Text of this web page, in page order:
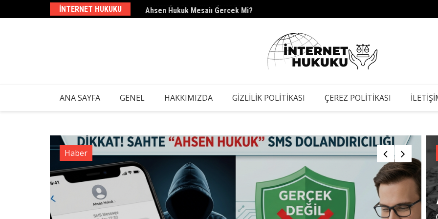
to
INTERNET HUKUKU Ahsen Hukuk Mesajı Gerçek Mi?
ANA SAYFA GENEL HAKKIMIZDA GIZLILIK POLITIKASI ÇEREZ POLITIKASI
Haber